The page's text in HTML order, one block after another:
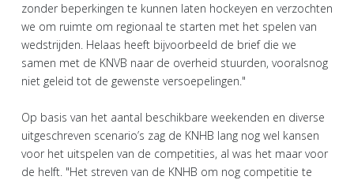
zonder beperkingen te kunnen laten hockeyen en verzochten
we om ruimte om regionaal te starten met het spelen van
wedstrijden. Helaas heeft bijvoorbeeld de brief die we
samen met de KNVB naar de overheid stuurden, vooralsnog
niet geleid tot de gewenste versoepelingen."
Op basis van het aantal beschikbare weekenden en diverse
uitgeschreven scenario’s zag de KNHB lang nog wel kansen
voor het uitspelen van de competities, al was het maar voor
de helft. "Het streven van de KNHB om nog competitie te